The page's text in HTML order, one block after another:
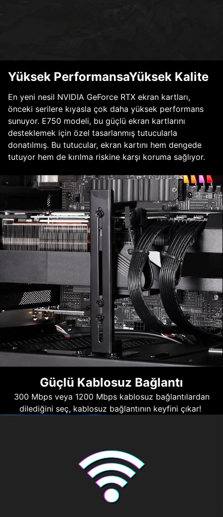
Yüksek PerformansaYüksek Kalite
En yeni nesil NVIDIA GeForce RTX ekran kartları,
önceki serilere kıyasla çok daha yüksek performans
sunuyor. E750 modeli, bu güçlü ekran kartlarını
desteklemek için özel tasarlanmış tutucularla
donatılmış. Bu tutucular, ekran kartını hem dengede
tutuyor hem de kırılma riskine karşı koruma sağlıyor.
Güçlü Kablosuz Bağlantı
300 Mbps veya 1200 Mbps kablosuz bağlantılardan
dilediğini seç, kablosuz bağlantının keyfini çıkar!